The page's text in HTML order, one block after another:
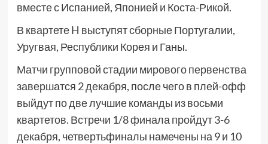
вместе с Испанией, Японией и Коста-Рикой.
В квартете H выступят сборные Португалии,
Уругвая, Республики Корея и Ганы.
Матчи групповой стадии мирового первенства
завершатся 2 декабря, после чего в плей-офф
выйдут по две лучшие команды из восьми
квартетов. Встречи 1/8 финала пройдут 3-6
декабря, четвертьфиналы намечены на 9 и 10